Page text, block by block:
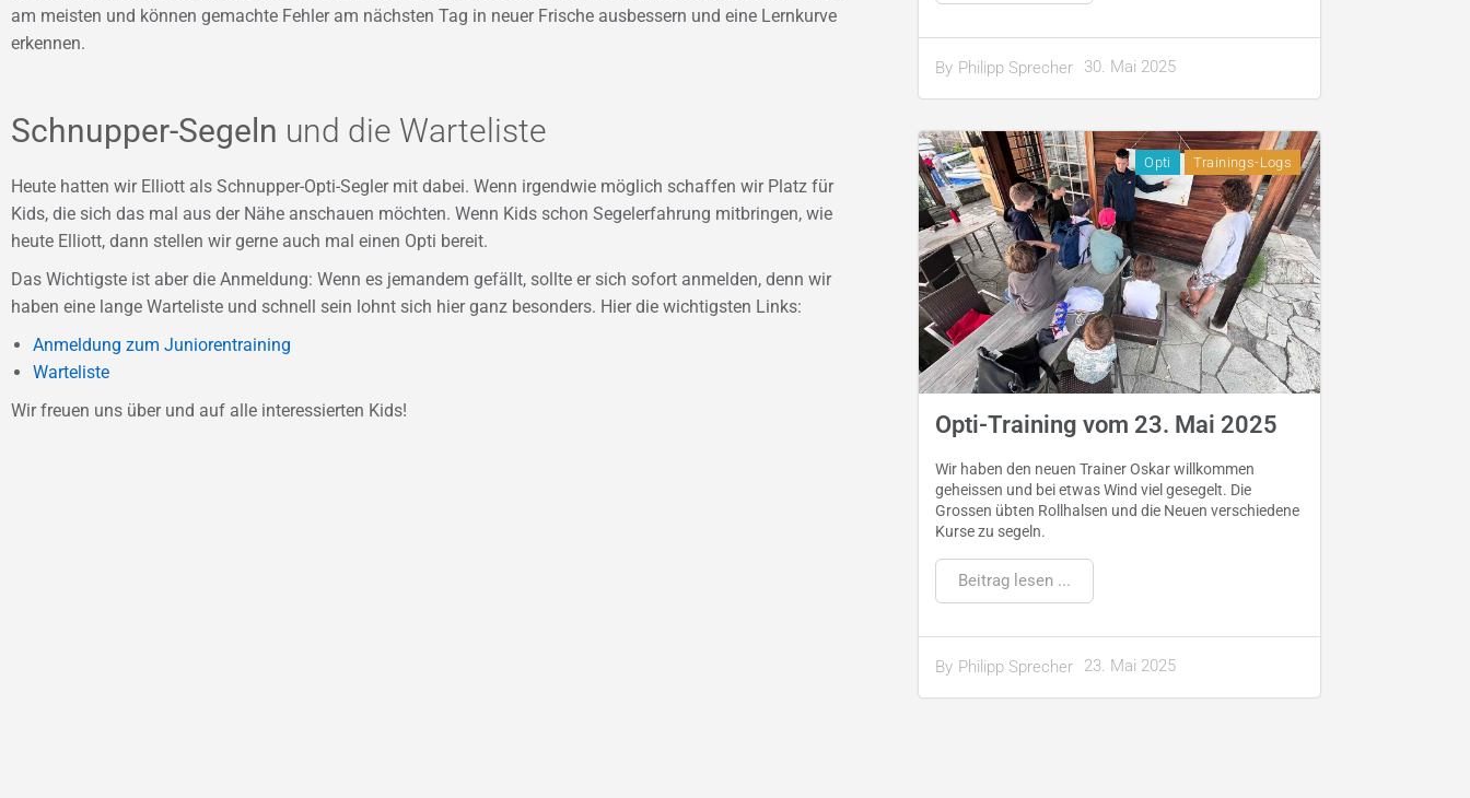
am meisten und können gemachte Fehler am nächsten Tag in neuer Frische ausbessern und eine Lernkurve
erkennen.
Schnupper-Segeln und die Warteliste
Heute hatten wir Elliott als Schnupper-Opti-Segler mit dabei. Wenn irgendwie möglich schaffen wir Platz für
Kids, die sich das mal aus der Nähe anschauen möchten. Wenn Kids schon Segelerfahrung mitbringen, wie
heute Elliott, dann stellen wir gerne auch mal einen Opti bereit.
Das Wichtigste ist aber die Anmeldung: Wenn es jemandem gefällt, sollte er sich sofort anmelden, denn wir
haben eine lange Warteliste und schnell sein lohnt sich hier ganz besonders. Hier die wichtigsten Links:
Anmeldung zum Juniorentraining
Warteliste
Wir freuen uns über und auf alle interessierten Kids!
By Philipp Sprecher 30. Mai 2025
Opti Trainings-Logs
Opti-Training vom 23. Mai 2025
By Philipp Sprecher 23. Mai 2025
Wir haben den neuen Trainer Oskar willkommen
geheissen und bei etwas Wind viel gesegelt. Die
Grossen übten Rollhalsen und die Neuen verschiedene
Kurse zu segeln.
Beitrag lesen ...